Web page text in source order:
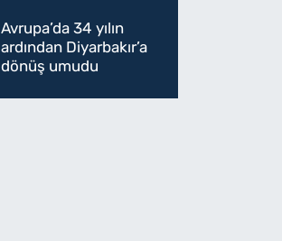
Parti'ye mi geçecek?
Avrupa’da 34 yılın
ardından Diyarbakır’a
dönüş umudu